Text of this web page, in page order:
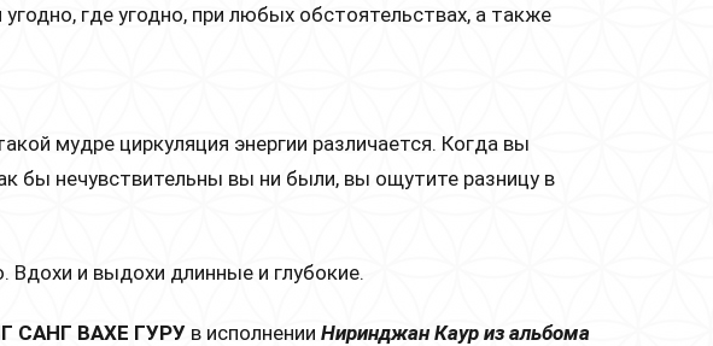
где угодно, при любых обстоятельствах, а также
мудре циркуляция энергии различается. Когда вы
бы нечувствительны вы ни были, вы ощутите разницу в
и выдохи длинные и глубокие.
САНГ ВАХЕ ГУРУ в исполнении Ниринджан Каур из альбома